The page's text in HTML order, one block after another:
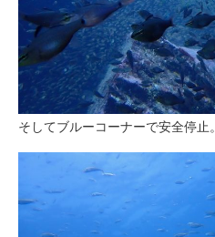
そしてブルーコーナーで安全停止。